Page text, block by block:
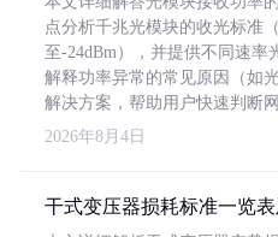
点分析千兆光模块的收光标准
至-24dBm），并提供不同速
解释功率异常的常见原因（如
解决方案，帮助用户快速判断
2026年8月4日
干式变压器损耗标准一览